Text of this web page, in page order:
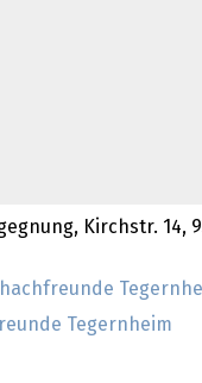
Kirchstr. 14,
Tegernheim